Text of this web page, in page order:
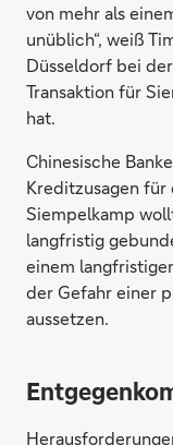
von mehr als
unüblich“, weiß
Düsseldorf bei
Transaktion für
hat.
Chinesische
Kreditzusagen
Siempelkamp
langfristig
einem
der Gefahr einer
aussetzen.